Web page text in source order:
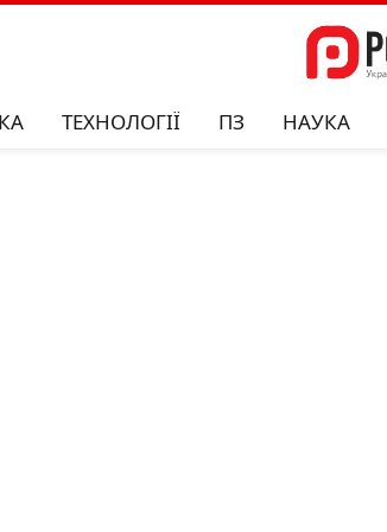
ТЕХНОЛОГІЇ ПЗ НАУКА